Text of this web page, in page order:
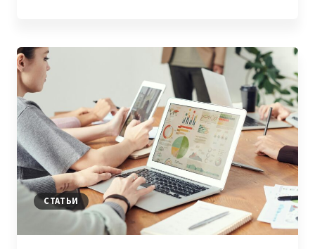
ПОЛЕЗНЫЕ
ОНЛАЙН-
КУРСЫ
И
YOUTUBE-
КАНАЛЫ
СТАТЬИ